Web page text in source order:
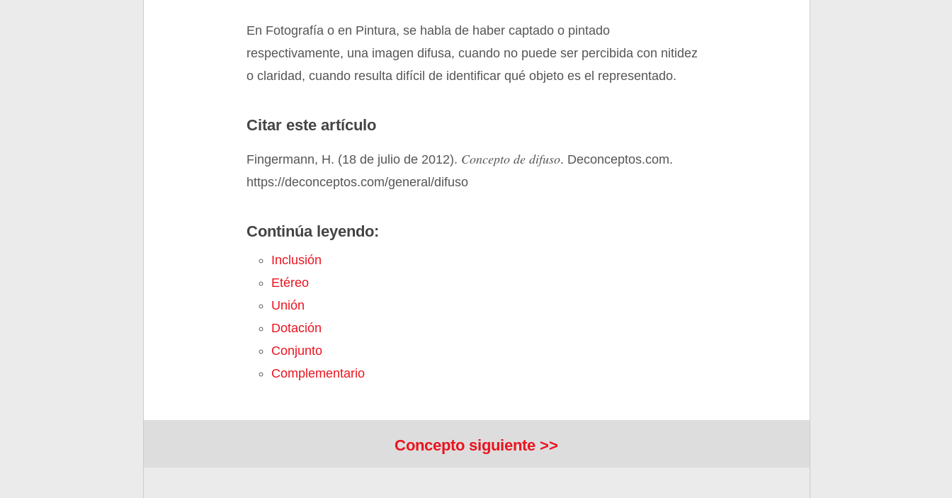
En Fotografía o en Pintura, se habla de haber captado o pintado
respectivamente, una imagen difusa, cuando no puede ser percibida con nitidez
o claridad, cuando resulta difícil de identificar qué objeto es el representado.
Citar este artículo
Fingermann, H. (18 de julio de 2012). Concepto de difuso. Deconceptos.com.
https://deconceptos.com/general/difuso
Continúa leyendo:
Inclusión
Etéreo
Unión
Dotación
Conjunto
Complementario
Concepto siguiente >>